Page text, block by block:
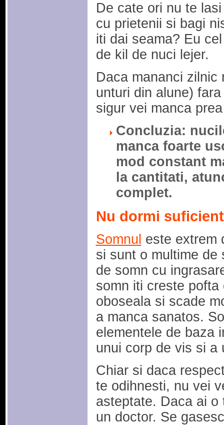
De cate ori nu te
cu prietenii si bagi
iti dai seama? Eu
de kil de nuci lejer.
Daca mananci zilnic
unturi din alune)
sigur vei manca
Concluzia:
manca foarte
mod constant
la cantitati,
complet.
Nu dormi suficient
Somnul este extrem
si sunt o multime de
de somn cu
somn iti creste
oboseala si scade
a manca sanatos.
elementele de baza
unui corp de vis si a
Chiar si daca
te odihnesti, nu vei
asteptate. Daca ai o
un doctor. Se